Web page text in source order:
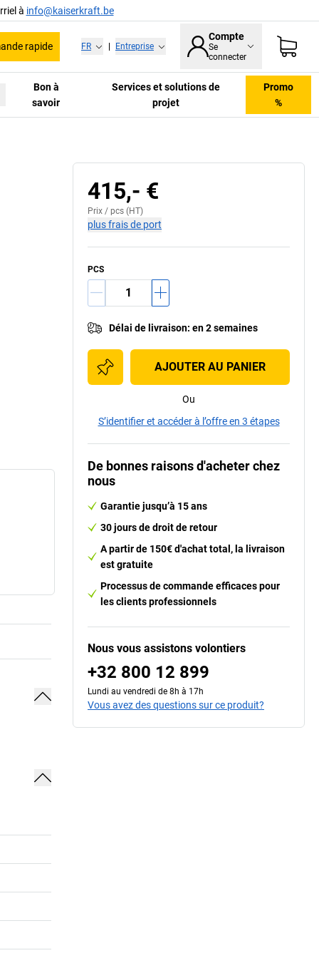
à info@kaiserkraft.be
rapide FR Entreprise
Compte
Se
connecter
Bon à
savoir
Services et solutions de
projet
Promo
%
415,- €
Prix / pcs (HT)
plus frais de port
PCS
Délai de livraison: en 2 semaines
AJOUTER AU PANIER
Ou
S’identifier et accéder à l’offre en 3 étapes
De bonnes raisons d'acheter chez
nous
Garantie jusqu’à 15 ans
30 jours de droit de retour
A partir de 150€ d'achat total, la livraison
est gratuite
Processus de commande efficaces pour
les clients professionnels
Nous vous assistons volontiers
+32 800 12 899
Lundi au vendredi de 8h à 17h
Vous avez des questions sur ce produit?